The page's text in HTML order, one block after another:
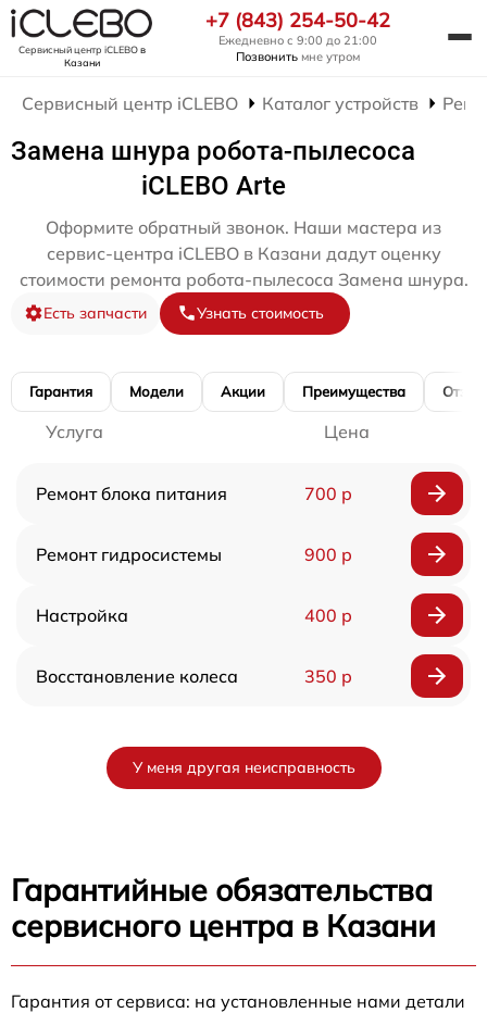
Сервисный центр iCLEBOв
Казани
+7 (843) 254-50-42
Ежедневно с 9:00 до 21:00
Позвонить мне утром
Сервисный центр iCLEBO Каталог устройств
Замена шнура робота-пылесоса
iCLEBO Arte
Оформите обратный звонок. Наши мастера из
сервис-центра iCLEBO в Казани дадут оценку
стоимости ремонта робота-пылесоса Замена шнура.
Есть запчасти Узнать стоимость
Гарантия Модели Акции Преимущества
Услуга Цена
Ремонт блока питания 700 р
Ремонт гидросистемы 900 р
Настройка 400 р
Восстановление колеса 350 р
У меня другая неисправность
Гарантийные обязательства
сервисного центра в Казани
Гарантия от сервиса: на установленные нами детали